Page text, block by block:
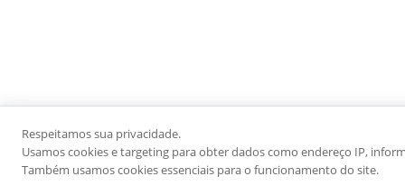
Respeitamos sua privacidade.
Usamos cookies e targeting para obter dados como endereço IP,
Também usamos cookies essenciais para o funcionamento do site.